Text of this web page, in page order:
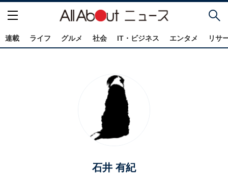
連載 ライフ グルメ 社会 IT・ビジネス エンタメ リサ
石井 有紀